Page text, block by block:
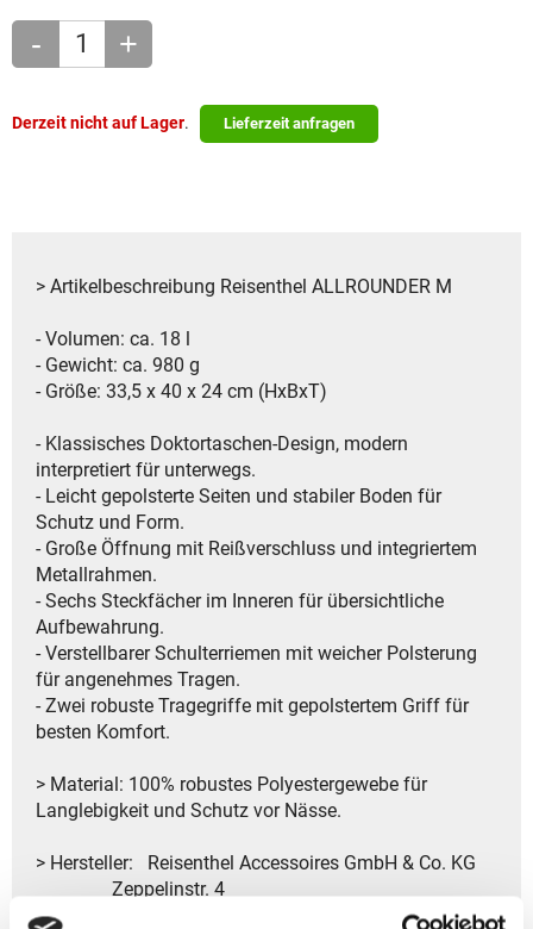
- +
Derzeit nicht auf Lager. Lieferzeit anfragen
> Artikelbeschreibung Reisenthel ALLROUNDER M
- Volumen: ca. 18 l
- Gewicht: ca. 980 g
- Größe: 33,5 x 40 x 24 cm (HxBxT)
- Klassisches Doktortaschen-Design, modern
interpretiert für unterwegs.
- Leicht gepolsterte Seiten und stabiler Boden für
Schutz und Form.
- Große Öffnung mit Reißverschluss und integriertem
Metallrahmen.
- Sechs Steckfächer im Inneren für übersichtliche
Aufbewahrung.
- Verstellbarer Schulterriemen mit weicher Polsterung
für angenehmes Tragen.
- Zwei robuste Tragegriffe mit gepolstertem Griff für
besten Komfort.
> Material: 100% robustes Polyestergewebe für
Langlebigkeit und Schutz vor Nässe.
> Hersteller: Reisenthel Accessoires GmbH & Co. KG
Zeppelinstr. 4
82205 Gilching